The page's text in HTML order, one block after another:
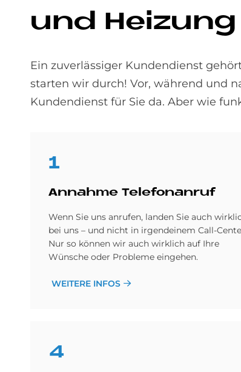
und
Ein zuverlässiger Kundendienst
starten wir durch! Vor, während und
Kundendienst für Sie da. Aber wie
1
An­nah­me Te­le­fon­an­ruf
Wenn Sie uns anrufen, landen Sie auch
bei uns – und nicht in irgendeinem Call-
Nur so können wir auch wirklich auf Ihre
Wünsche oder Probleme eingehen.
WEITERE INFOS
4